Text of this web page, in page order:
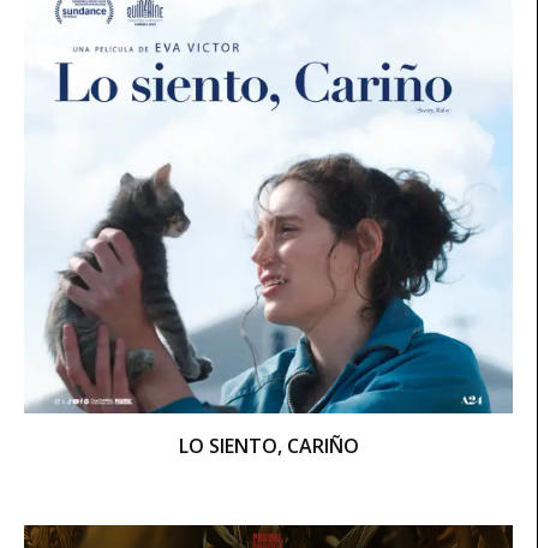
LO SIENTO, CARIÑO